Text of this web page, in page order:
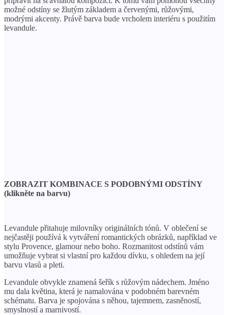
možné odstíny se žlutým základem a červenými, růžovými,
modrými akcenty. Právě barva bude vrcholem interiéru s použitím
levandule.
ZOBRAZIT KOMBINACE S PODOBNÝMI ODSTÍNY
(klikněte na barvu)
Levandule přitahuje milovníky originálních tónů. V oblečení se
nejčastěji používá k vytváření romantických obrázků, například ve
stylu Provence, glamour nebo boho. Rozmanitost odstínů vám
umožňuje vybrat si vlastní pro každou dívku, s ohledem na její
barvu vlasů a pleti.
Levandule obvykle znamená šeřík s růžovým nádechem. Jméno
mu dala květina, která je namalována v podobném barevném
schématu. Barva je spojována s něhou, tajemnem, zasněností,
smyslností a marnivostí.